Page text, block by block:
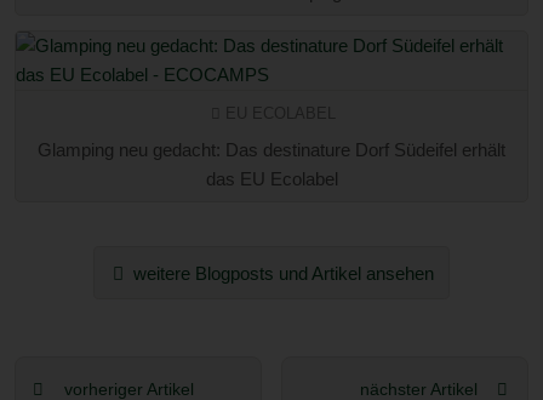
Glamping neu gedacht: Das destinature Dorf Südeifel erhält
das EU Ecolabel
weitere Blogposts und Artikel ansehen
vorheriger Artikel nächster Artikel